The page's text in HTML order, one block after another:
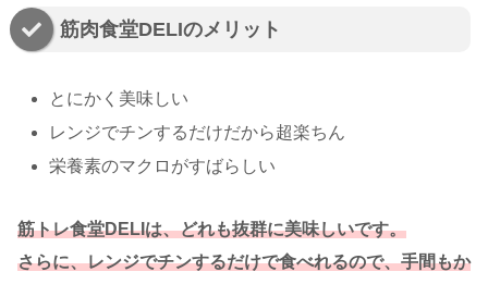
筋肉食堂DELIのメリット
とにかく美味しい
レンジでチンするだけだから超楽ちん
栄養素のマクロがすばらしい
筋トレ食堂DELIは、どれも抜群に美味しいです。
さらに、レンジでチンするだけで食べれるので、手間もか